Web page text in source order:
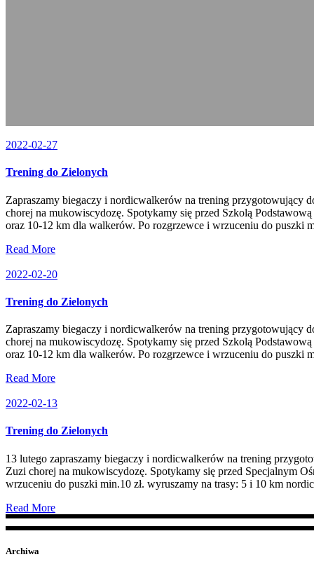
2022-02-27
Trening do Zielonych
Zapraszamy biegaczy i nordicwalkerów na trening przygotowujący
chorej na mukowiscydozę. Spotykamy się przed Szkolą
oraz 10-12 km dla walkerów. Po rozgrzewce i wrzuceniu do puszki
Read More
2022-02-20
Trening do Zielonych
Zapraszamy biegaczy i nordicwalkerów na trening przygotowujący
chorej na mukowiscydozę. Spotykamy się przed Szkolą
oraz 10-12 km dla walkerów. Po rozgrzewce i wrzuceniu do puszki
Read More
2022-02-13
Trening do Zielonych
13 lutego zapraszamy biegaczy i nordicwalkerów na trening
Zuzi chorej na mukowiscydozę. Spotykamy się przed Specjalnym
wrzuceniu do puszki min.10 zł. wyruszamy na trasy: 5 i 10 km
Read More
Archiwa